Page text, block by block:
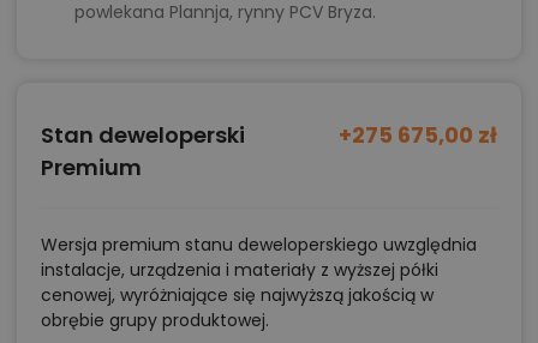
powlekana Plannja, rynny PCV Bryza.
Stan deweloperski
Premium
+275 675,00 zł
Wersja premium stanu deweloperskiego uwzględnia
instalacje, urządzenia i materiały z wyższej półki
cenowej, wyróżniające się najwyższą jakością w
obrębie grupy produktowej.